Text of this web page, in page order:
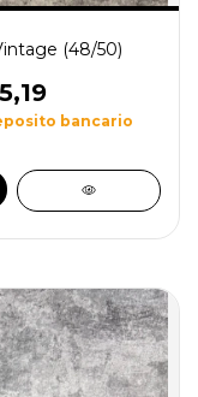
(48/50)
bancario